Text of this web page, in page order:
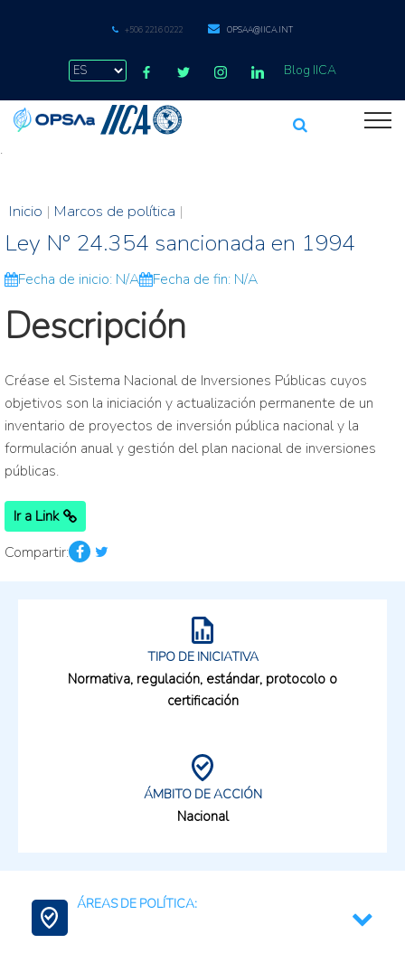
+506 2216 0222 OPSAA@IICA.INT
Blog IICA
.
Inicio | Marcos de política |
Ley N° 24.354 sancionada en 1994
Fecha de inicio: N/A Fecha de fin: N/A
Descripción
Créase el Sistema Nacional de Inversiones Públicas cuyos
objetivos son la iniciación y actualización permanente de un
inventario de proyectos de inversión pública nacional y la
formulación anual y gestión del plan nacional de inversiones
públicas.
Ir a Link
Compartir:
TIPO DE INICIATIVA
Normativa, regulación, estándar, protocolo o
certificación
ÁMBITO DE ACCIÓN
Nacional
ÁREAS DE POLÍTICA: